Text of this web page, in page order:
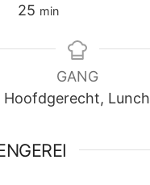
25minuten
min
GANG
Hoofdgerecht, Lunch